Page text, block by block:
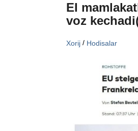
EI
voz
Xorij / Hodisalar